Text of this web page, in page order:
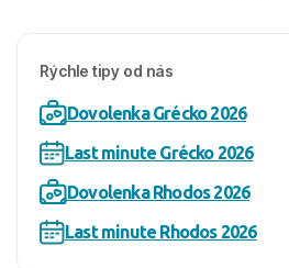
Rýchle tipy od nás
Dovolenka Grécko 2026
Last minute Grécko 2026
Dovolenka Rhodos 2026
Last minute Rhodos 2026